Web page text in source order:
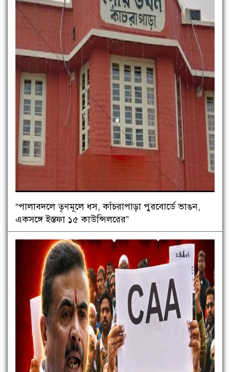
“পালাবদলে তৃণমূলে ধস, কাঁচরাপাড়া পুরবোর্ডে ভাঙন,
একসঙ্গে ইস্তফা ১৫ কাউন্সিলরের”